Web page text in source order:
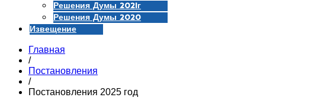
Решения Думы 2021г
Решения Думы 2020
Извещение
Главная
/
Постановления
/
Постановления 2025 год